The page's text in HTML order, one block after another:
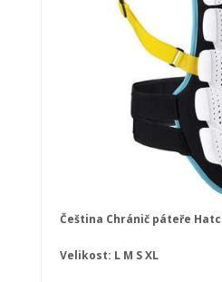
Čeština Chránič páteře
Velikost: L M SXL